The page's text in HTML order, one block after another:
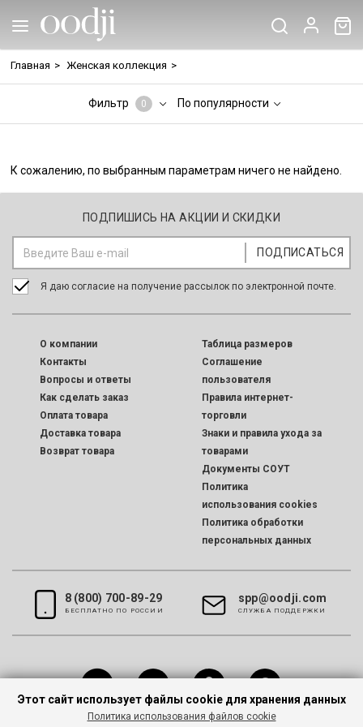
Главная > Женская коллекция >
Фильтр 0 По популярности
К сожалению, по выбранным параметрам ничего не найдено.
ПОДПИШИСЬ НА АКЦИИ И СКИДКИ
Я даю согласие на получение рассылок по электронной почте.
O компании
Контакты
Вопросы и ответы
Как сделать заказ
Оплата товара
Доставка товара
Возврат товара
Таблица размеров
Соглашение
пользователя
Правила интернет-
торговли
Знаки и правила ухода за
товарами
Документы СОУТ
Политика
использования cookies
Политика обработки
персональных данных
8 (800) 700-89-29
БЕСПЛАТНО ПО РОССИИ
spp@oodji.com
CЛУЖБА ПОДДЕРЖКИ
Этот сайт использует файлы cookie для хранения данных
Политика использования файлов cookie